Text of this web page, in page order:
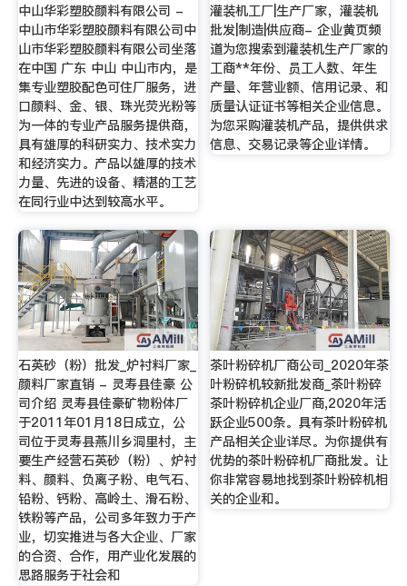
中山华彩塑胶颜料有限公司 -
中山市华彩塑胶颜料有限公司中
山市华彩塑胶颜料有限公司坐落
在中国 广东 中山 中山市内，是
集专业塑胶配色可住厂服务，进
口颜料、金、银、珠光荧光粉等
为一体的专业产品服务提供商，
具有雄厚的科研实力、技术实力
和经济实力。产品以雄厚的技术
力量、先进的设备、精湛的工艺
在同行业中达到较高水平。
灌装机工厂|生产厂家，灌装机
批发|制造|供应商- 企业黄页频
道为您搜索到灌装机生产厂家的
工商**年份、员工人数、年生
产量、年营业额、信用记录、和
质量认证证书等相关企业信息。
为您采购灌装机产品，提供供求
信息、交易记录等企业详情。
石英砂（粉）批发_炉衬料厂家_
颜料厂家直销 - 灵寿县佳豪 公
司介绍 灵寿县佳豪矿物粉体厂
于2011年01月18日成立，公
司位于灵寿县燕川乡洞里村，主
要生产经营石英砂（粉）、炉衬
料、颜料、负离子粉、电气石、
铅粉、钙粉、高岭土、滑石粉、
铁粉等产品，公司多年致力于产
业，切实推进与各大企业、厂家
的合资、合作，用产业化发展的
思路服务于社会和
茶叶粉碎机厂商公司_2020年茶
叶粉碎机较新批发商_茶叶粉碎
茶叶粉碎机企业厂商,2020年活
跃企业500条。具有茶叶粉碎机
产品相关企业详尽。为你提供有
优势的茶叶粉碎机厂商批发。让
你非常容易地找到茶叶粉碎机相
关的企业和。